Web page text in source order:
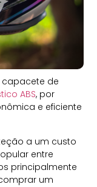
de
ABS, por
e eficiente
a um custo
entre
principalmente
um